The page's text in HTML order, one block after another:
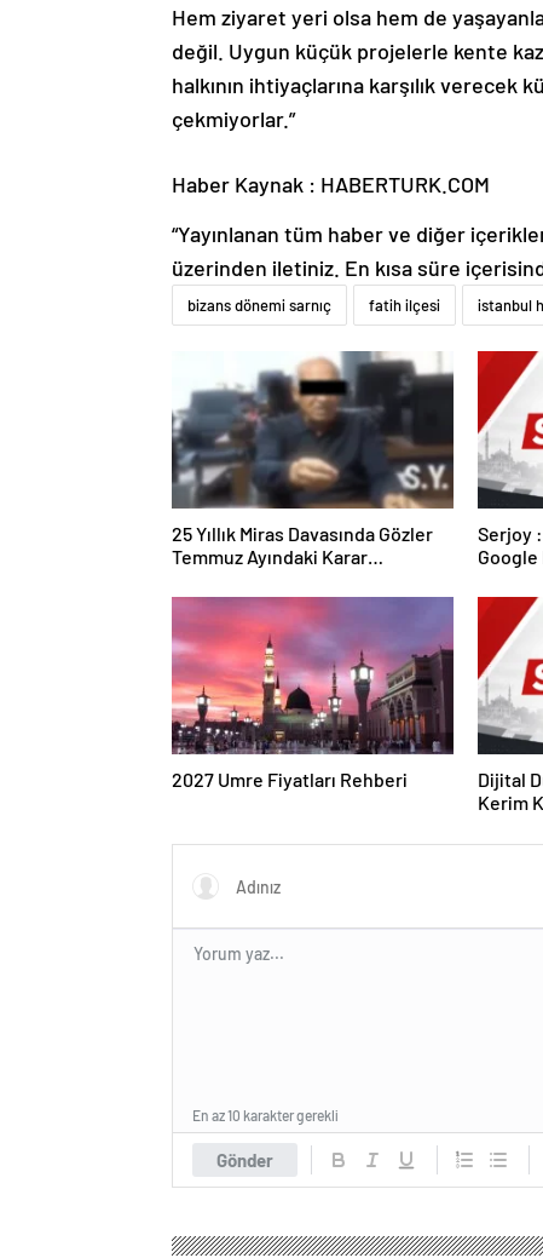
Hem ziyaret yeri olsa hem de
değil. Uygun küçük projelerle kente
halkının ihtiyaçlarına karşılık
çekmiyorlar.”
Haber Kaynak : HABERTURK.COM
“Yayınlanan tüm haber ve diğer
üzerinden iletiniz. En kısa süre
bizans dönemi sarnıç fatih ilçesi istanbul
25 Yıllık Miras Davasında Gözler
Temmuz Ayındaki Karar
Serjoy : Dijital Medya Ajansı,
Google
2027 Umre Fiyatları Rehberi
Dijital
Kerim
Gönder
En az 10 karakter gerekli